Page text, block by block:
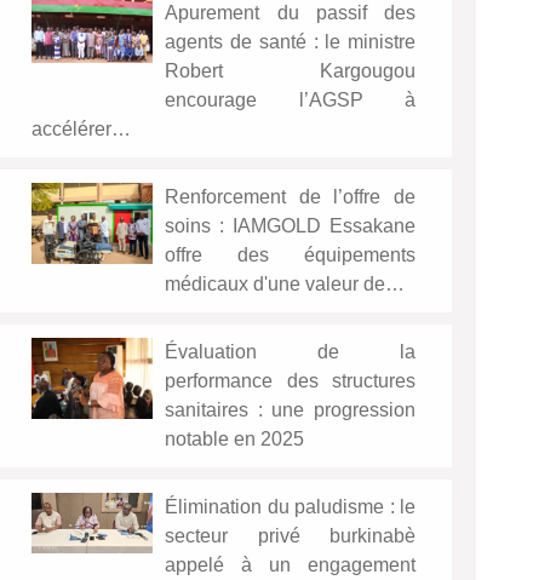
Apurement du passif des
agents de santé : le ministre
Robert Kargougou
encourage l’AGSP à
accélérer…
Renforcement de l’offre de
soins : IAMGOLD Essakane
offre des équipements
médicaux d'une valeur de…
Évaluation de la
performance des structures
sanitaires : une progression
notable en 2025
Élimination du paludisme : le
secteur privé burkinabè
appelé à un engagement